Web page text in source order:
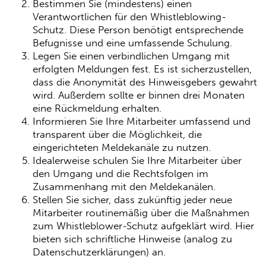
Bestimmen Sie (mindestens) einen
Verantwortlichen für den Whistleblowing-
Schutz. Diese Person benötigt entsprechende
Befugnisse und eine umfassende Schulung.
Legen Sie einen verbindlichen Umgang mit
erfolgten Meldungen fest. Es ist sicherzustellen,
dass die Anonymität des Hinweisgebers gewahrt
wird. Außerdem sollte er binnen drei Monaten
eine Rückmeldung erhalten.
Informieren Sie Ihre Mitarbeiter umfassend und
transparent über die Möglichkeit, die
eingerichteten Meldekanäle zu nutzen.
Idealerweise schulen Sie Ihre Mitarbeiter über
den Umgang und die Rechtsfolgen im
Zusammenhang mit den Meldekanälen.
Stellen Sie sicher, dass zukünftig jeder neue
Mitarbeiter routinemäßig über die Maßnahmen
zum Whistleblower-Schutz aufgeklärt wird. Hier
bieten sich schriftliche Hinweise (analog zu
Datenschutzerklärungen) an.